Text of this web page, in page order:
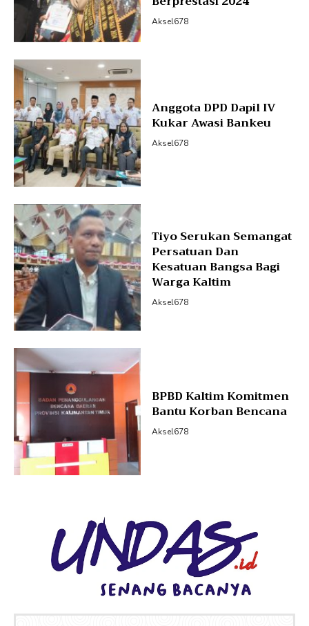
Aksel678
Anggota DPD Dapil IV
Kukar Awasi Bankeu
Aksel678
Tiyo Serukan Semangat
Persatuan Dan
Kesatuan Bangsa Bagi
Warga Kaltim
Aksel678
BPBD Kaltim Komitmen
Bantu Korban Bencana
Aksel678